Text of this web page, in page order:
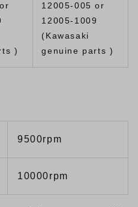
)
12005-005 or
12005-1009
(Kawasaki
genuine parts )
9500rpm
10000rpm